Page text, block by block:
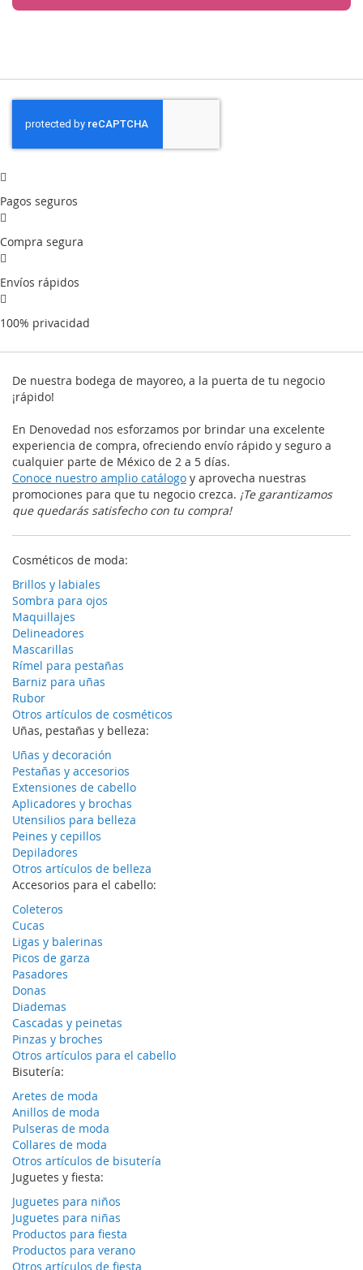
Pagos seguros
Compra segura
Envíos rápidos
100% privacidad
De nuestra bodega de mayoreo, a la puerta de tu negocio
¡rápido!
En Denovedad nos esforzamos por brindar una excelente
experiencia de compra, ofreciendo envío rápido y seguro a
cualquier parte de México de 2 a 5 días.
Conoce nuestro amplio catálogo y aprovecha nuestras
promociones para que tu negocio crezca. ¡Te garantizamos
que quedarás satisfecho con tu compra!
Cosméticos de moda:
Brillos y labiales
Sombra para ojos
Maquillajes
Delineadores
Mascarillas
Rímel para pestañas
Barniz para uñas
Rubor
Otros artículos de cosméticos
Uñas, pestañas y belleza:
Uñas y decoración
Pestañas y accesorios
Extensiones de cabello
Aplicadores y brochas
Utensilios para belleza
Peines y cepillos
Depiladores
Otros artículos de belleza
Accesorios para el cabello:
Coleteros
Cucas
Ligas y balerinas
Picos de garza
Pasadores
Donas
Diademas
Cascadas y peinetas
Pinzas y broches
Otros artículos para el cabello
Bisutería:
Aretes de moda
Anillos de moda
Pulseras de moda
Collares de moda
Otros artículos de bisutería
Juguetes y fiesta:
Juguetes para niños
Juguetes para niñas
Productos para fiesta
Productos para verano
Otros artículos de fiesta